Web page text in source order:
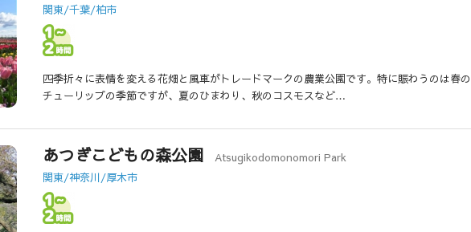
関東/千葉/柏市
四季折々に表情を変える花畑と風車がトレードマークの農業公園です。特に賑わうのは春の
チューリップの季節ですが、夏のひまわり、秋のコスモスなど…
あつぎこどもの森公園
Atsugikodomonomori Park
関東/神奈川/厚木市